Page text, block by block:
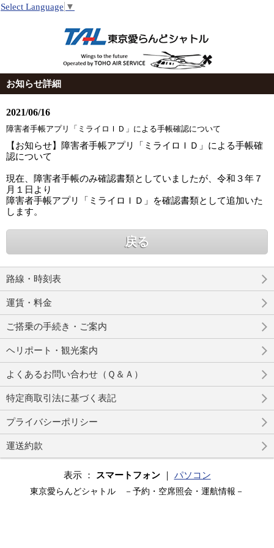
Select Language ▼
お知らせ詳細
2021/06/16
障害者手帳アプリ「ミライロＩＤ」による手帳確認について
【お知らせ】障害者手帳アプリ「ミライロＩＤ」による手帳確
認について
現在、障害者手帳のみ確認書類としていましたが、令和３年７
月１日より
障害者手帳アプリ「ミライロＩＤ」を確認書類として追加いた
します。
戻る
路線・時刻表
運賃・料金
ご搭乗の手続き・ご案内
ヘリポート・観光案内
よくあるお問い合わせ（Ｑ＆Ａ）
特定商取引法に基づく表記
プライバシーポリシー
運送約款
表示 ： スマートフォン｜ パソコン
東京愛らんどシャトル －予約・空席照会・運航情報－